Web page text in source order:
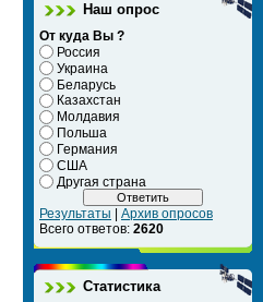
Наш опрос
От куда Вы ?
Россия
Украина
Беларусь
Казахстан
Молдавия
Польша
Германия
США
Другая страна
Результаты
Архив опросов
Всего ответов: 2620
Статистика